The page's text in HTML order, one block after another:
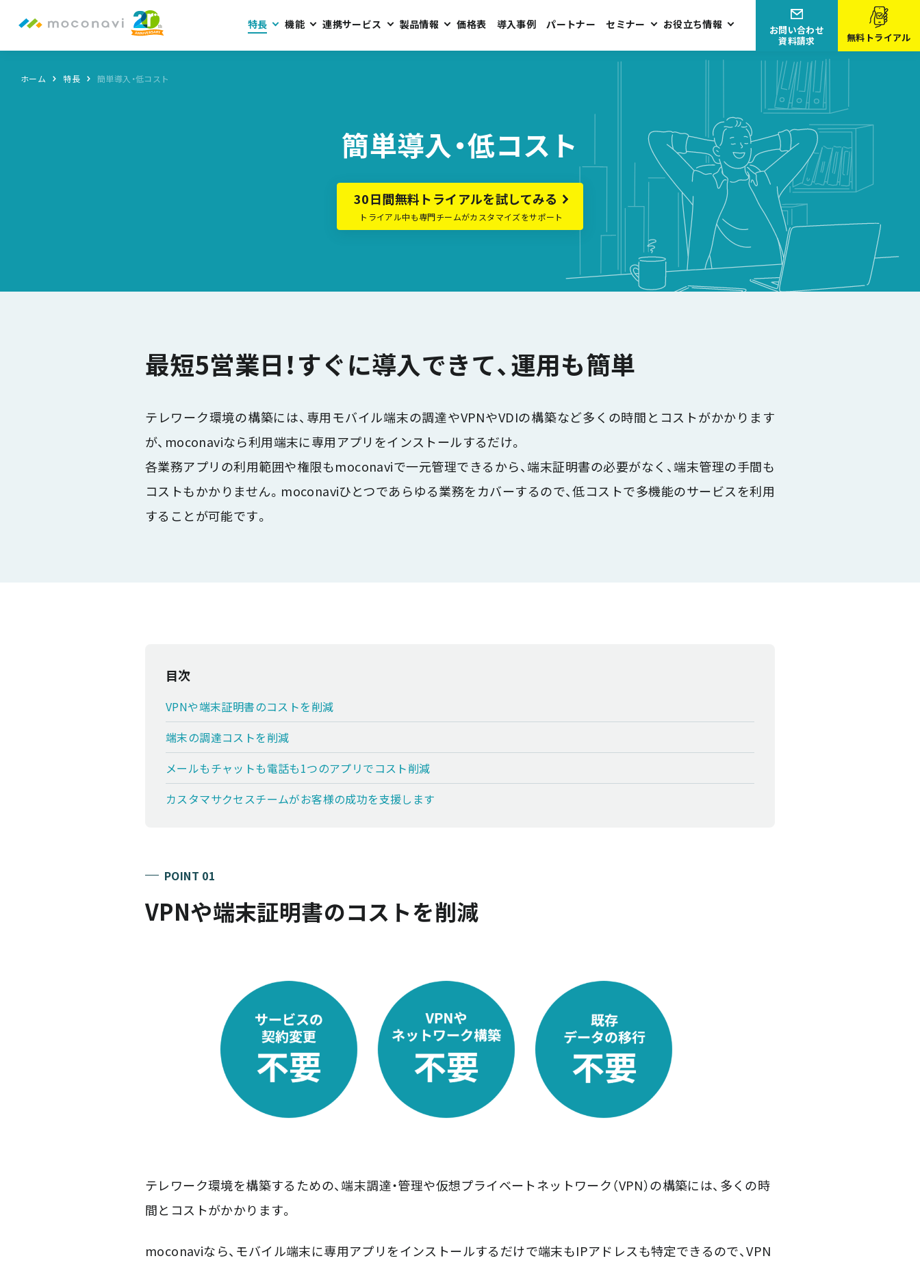
特長 機能 連携サービス 製品情報 価格表 導入事例 パートナー セミナー お役立ち情報
無料トライアル
お問い合わせ
資料請求
ホーム 特長 簡単導入・低コスト
簡単導入・低コスト
30日間無料トライアルを試してみる
トライアル中も専門チームがカスタマイズをサポート
最短5営業日！すぐに導入できて、運用も簡単
テレワーク環境の構築には、専用モバイル端末の調達やVPNやVDIの構築など多くの時間とコストがかかります
が、moconaviなら利用端末に専用アプリをインストールするだけ。
各業務アプリの利用範囲や権限もmoconaviで一元管理できるから、端末証明書の必要がなく、端末管理の手間も
コストもかかりません。moconaviひとつであらゆる業務をカバーするので、低コストで多機能のサービスを利用
することが可能です。
目次
VPNや端末証明書のコストを削減
端末の調達コストを削減
メールもチャットも電話も1つのアプリでコスト削減
カスタマサクセスチームがお客様の成功を支援します
POINT 01
VPNや端末証明書のコストを削減
テレワーク環境を構築するための、端末調達・管理や仮想プライベートネットワーク（VPN）の構築には、多くの時
間とコストがかかります。
moconaviなら、モバイル端末に専用アプリをインストールするだけで端末もIPアドレスも特定できるので、VPN